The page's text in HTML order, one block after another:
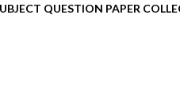
QUESTION PAPER